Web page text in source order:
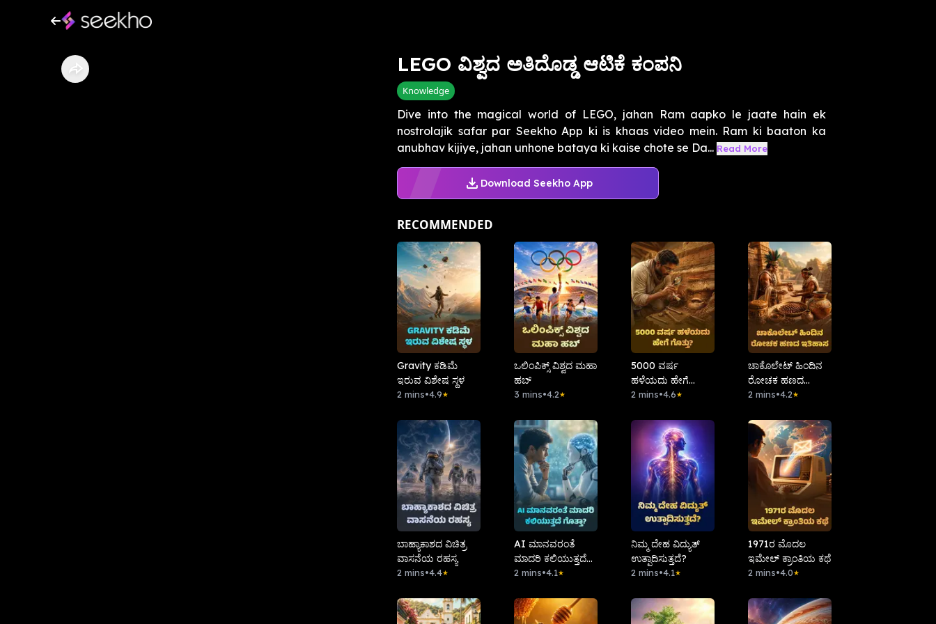
LEGO ವಿಶ್ವದ ಅತಿದೊಡ್ಡ ಆಟಿಕೆ ಕಂಪನಿ
Knowledge
Dive into the magical world of LEGO, jahan Ram aapko le jaate hain ek
nostrolajik safar par Seekho App ki is khaas video mein. Ram ki baaton ka
anubhav kijiye, jahan unhone bataya ki kaise chote se Da... Read More
Download Seekho App
RECOMMENDED
Gravity ಕಡಿಮೆ
ಇರುವ ವಿಶೇಷ ಸ್ಥಳ
2 mins•4.9★
ಒಲಿಂಪಿಕ್ಸ್ ವಿಶ್ವದ ಮಹಾ
ಹಬ್
3 mins•4.2★
5000 ವರ್ಷ
ಹಳೆಯದು ಹೇಗೆ
ಗೊತ್ತು?
2 mins•4.6★
ಚಾಕೊಲೇಟ್ ಹಿಂದಿನ
ರೋಚಕ ಹಣದ
ಇತಿಹಾಸ.
2 mins•4.2★
ಬಾಹ್ಯಾಕಾಶದ ವಿಚಿತ್ರ
ವಾಸನೆಯ ರಹಸ್ಯ
2 mins•4.4★
AI ಮಾನವರಂತೆ
ಮಾದರಿ ಕಲಿಯುತ್ತದೆ
ಗೊತ್ತಾ?
2 mins•4.1★
ನಿಮ್ಮ ದೇಹ ವಿದ್ಯುತ್
ಉತ್ಪಾದಿಸುತ್ತದೆ?
2 mins•4.1★
1971ರ ಮೊದಲ
ಇಮೇಲ್ ಕ್ರಾಂತಿಯ ಕಥೆ
2 mins•4.0★